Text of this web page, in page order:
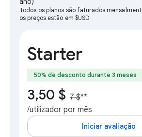
Todos os planos são faturados
os preços estão em $USD
Starter
50% de desconto durante 3 meses
3,50 $ 7 $**
/utilizador por mês
Iniciar avaliação